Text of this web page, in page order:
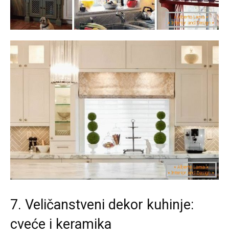
7. Veličanstveni dekor kuhinje:
cveće i keramika